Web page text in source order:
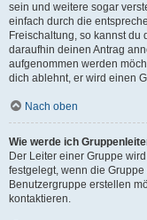
sein und weitere sogar
einfach durch die
Freischaltung, so kannst
daraufhin deinen Antrag
aufgenommen werden
dich ablehnt, er wird einen
Nach oben
Wie werde ich
Der Leiter einer Gruppe
festgelegt, wenn die
Benutzergruppe erstellen
kontaktieren.